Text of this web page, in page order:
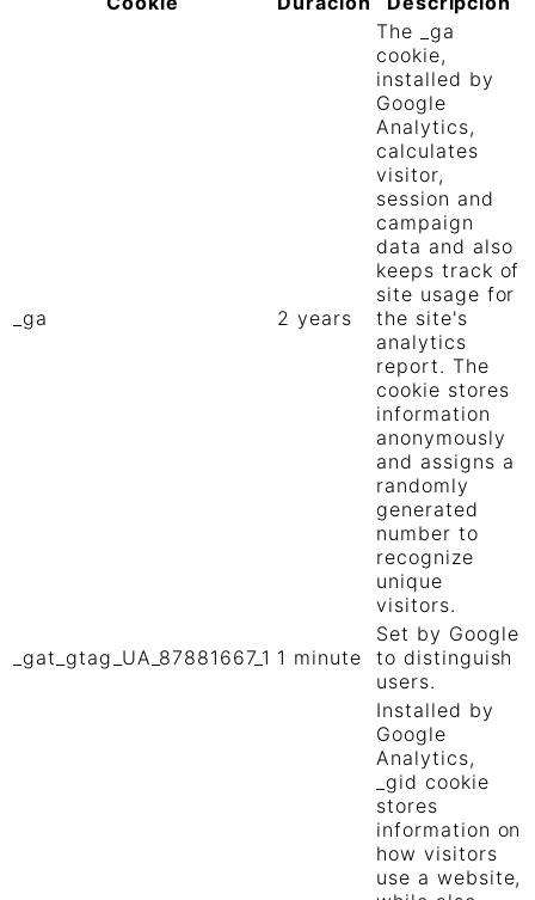
_ga 2 years
The _ga
cookie,
installed by
Google
Analytics,
calculates
visitor,
session and
campaign
data and also
keeps track of
site usage for
the site's
analytics
report. The
cookie stores
information
anonymously
and assigns a
randomly
generated
number to
recognize
unique
visitors.
_gat_gtag_UA_87881667_1 1 minute
Set by Google
to distinguish
users.
Installed by
Google
Analytics,
_gid cookie
stores
information on
how visitors
use a website,